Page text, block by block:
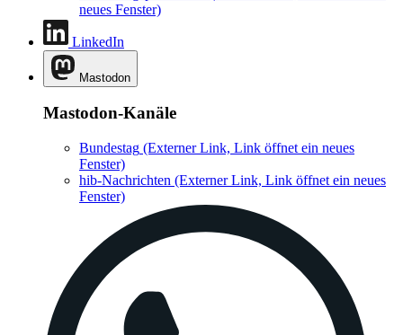
neues Fenster)
LinkedIn
Mastodon
Mastodon-Kanäle
Bundestag (Externer Link, Link öffnet ein neues
Fenster)
hib-Nachrichten (Externer Link, Link öffnet ein neues
Fenster)